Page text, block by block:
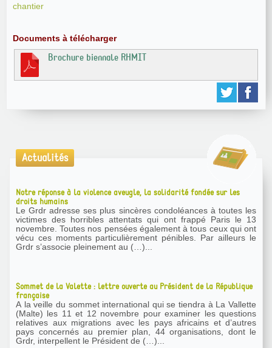
chantier
Documents à télécharger
Brochure biennale RHMIT
Actualités
Notre réponse à la violence aveugle, la solidarité fondée sur les
droits humains
Le Grdr adresse ses plus sincères condoléances à toutes les
victimes des horribles attentats qui ont frappé Paris le 13
novembre. Toutes nos pensées également à tous ceux qui ont
vécu ces moments particulièrement pénibles. Par ailleurs le
Grdr s’associe pleinement au (…)...
Sommet de la Valette : lettre ouverte au Président de la République
française
A la veille du sommet international qui se tiendra à La Vallette
(Malte) les 11 et 12 novembre pour examiner les questions
relatives aux migrations avec les pays africains et d’autres
pays concernés au premier plan, 44 organisations, dont le
Grdr, interpellent le Président de (…)...